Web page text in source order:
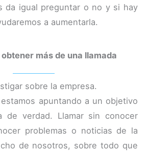
da igual preguntar o no y si hay
a aumentarla.
más de una llamada
sobre la empresa.
apuntando a un objetivo
de verdad. Llamar sin conocer
problemas o noticias de la
de nosotros, sobre todo que